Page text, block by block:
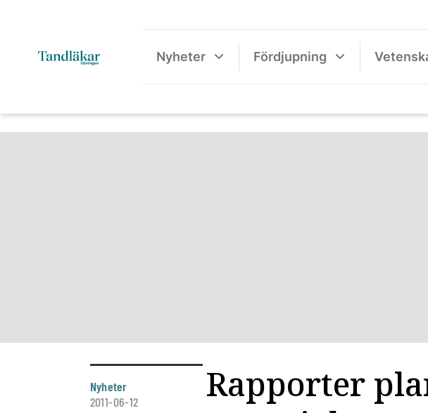
Nyheter Fördjupning
Nyheter
2011-06-12
Rapporter